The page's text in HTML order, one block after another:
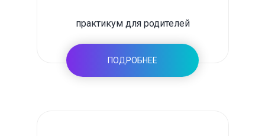
практикум для родителей
ПОДРОБНЕЕ